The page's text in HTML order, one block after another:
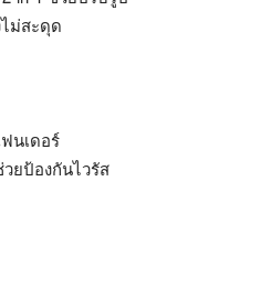
ม่สะดุด
นเดอร์
ยป้องกันไวรัส